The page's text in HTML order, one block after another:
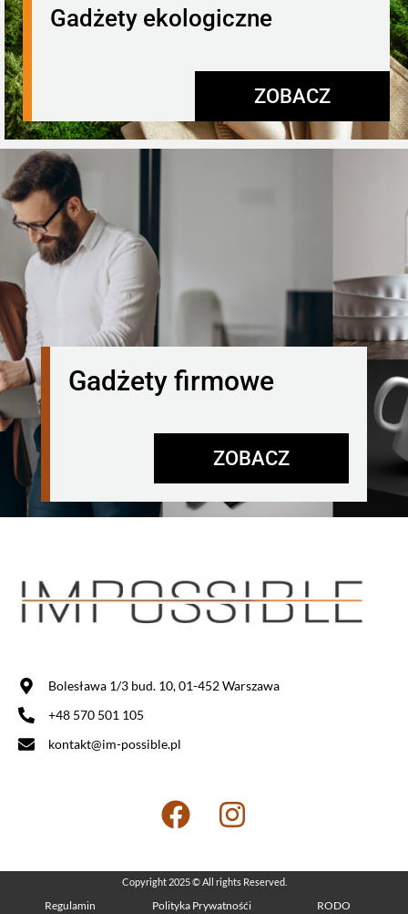
Gadżety ekologiczne
ZOBACZ
Gadżety firmowe
ZOBACZ
Bolesława 1/3 bud. 10, 01-452 Warszawa
+48 570 501 105
kontakt@im-possible.pl
Copyright 2025 © All rights Reserved.
Regulamin Polityka Prywatnośći RODO